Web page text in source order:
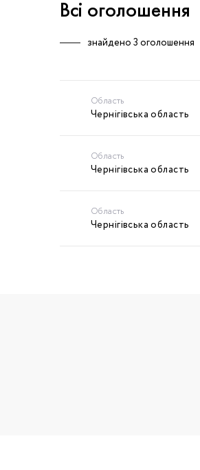
Всі оголошення
знайдено 3 оголошення
Область
Чернігівська область
Область
Чернігівська область
Область
Чернігівська область